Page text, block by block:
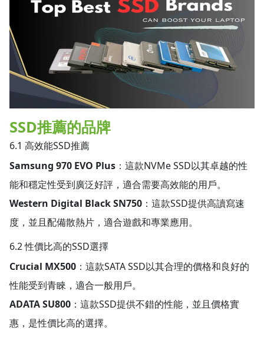
SSD推薦的品牌
6.1 高效能SSD推薦
Samsung 970 EVO Plus ：這款NVMe SSD以其卓越的性
能和穩定性受到廣泛好評，適合需要高效能的用戶。
Western Digital Black SN750 ：這款SSD提供高讀寫速
度，並且配備散熱片，適合遊戲和專業應用。
6.2 性價比高的SSD選擇
Crucial MX500 ：這款SATA SSD以其合理的價格和良好的
性能受到青睞，適合一般用戶。
ADATA SU800 ：這款SSD提供不錯的性能，並且價格實
惠，是性價比高的選擇。